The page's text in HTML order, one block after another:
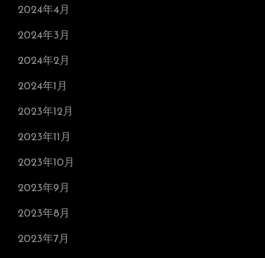
2024年4月
2024年3月
2024年2月
2024年1月
2023年12月
2023年11月
2023年10月
2023年9月
2023年8月
2023年7月